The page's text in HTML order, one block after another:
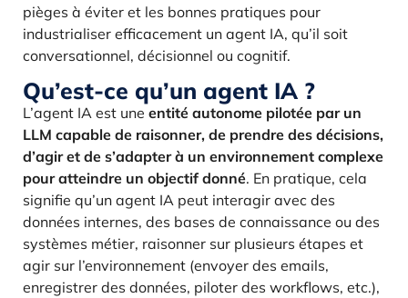
pièges à éviter et les bonnes pratiques pour
industrialiser efficacement un agent IA, qu’il soit
conversationnel, décisionnel ou cognitif.
Qu’est-ce qu’un agent IA ?
L’agent IA est une entité autonome pilotée par un
LLM capable de raisonner, de prendre des décisions,
d’agir et de s’adapter à un environnement complexe
pour atteindre un objectif donné. En pratique, cela
signifie qu’un agent IA peut interagir avec des
données internes, des bases de connaissance ou des
systèmes métier, raisonner sur plusieurs étapes et
agir sur l’environnement (envoyer des emails,
enregistrer des données, piloter des workflows, etc.),